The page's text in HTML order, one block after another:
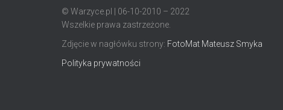
© Warzyce.pl | 06-10-2010 – 2022
Wszelkie prawa zastrzeżone.
Zdjęcie w nagłówku strony: FotoMat Mateusz Smyka
Polityka prywatności